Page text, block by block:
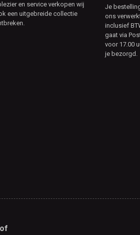
en service verkopen wij
een uitgebreide collectie
Je
ons
inclusief
gaat via
voor 17.00
je bezorgd.